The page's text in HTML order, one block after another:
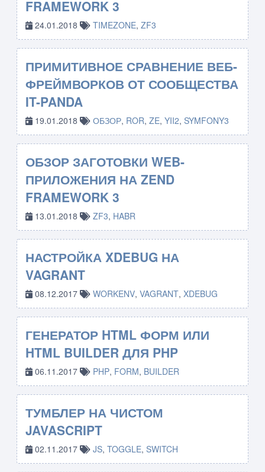
FRAMEWORK 3
24.01.2018 TIMEZONE, ZF3
ПРИМИТИВНОЕ СРАВНЕНИЕ ВЕБ-
ФРЕЙМВОРКОВ ОТ СООБЩЕСТВА
IT-PANDA
19.01.2018 ОБЗОР, ROR, ZE, YII2, SYMFONY3
ОБЗОР ЗАГОТОВКИ WEB-
ПРИЛОЖЕНИЯ НА ZEND
FRAMEWORK 3
13.01.2018 ZF3, HABR
НАСТРОЙКА XDEBUG НА
VAGRANT
08.12.2017 WORKENV, VAGRANT, XDEBUG
ГЕНЕРАТОР HTML ФОРМ ИЛИ
HTML BUILDER ДЛЯ PHP
06.11.2017 PHP, FORM, BUILDER
ТУМБЛЕР НА ЧИСТОМ
JAVASCRIPT
02.11.2017 JS, TOGGLE, SWITCH